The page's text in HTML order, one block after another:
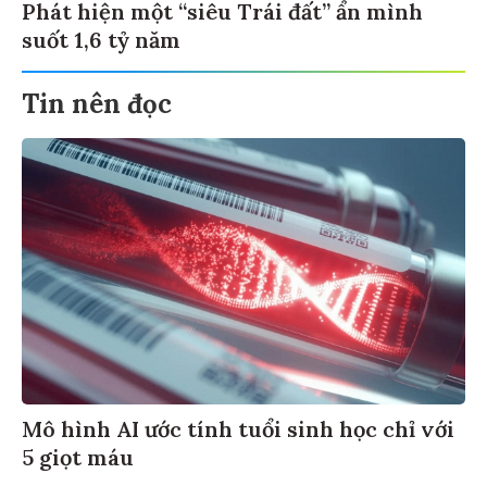
Phát hiện một “siêu Trái đất” ẩn mình
suốt 1,6 tỷ năm
Tin nên đọc
Mô hình AI ước tính tuổi sinh học chỉ với
5 giọt máu